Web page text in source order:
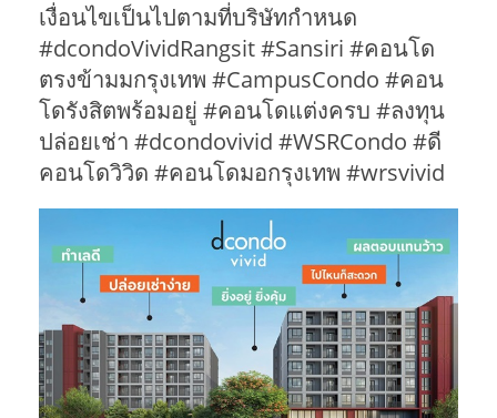
เงื่อนไขเป็นไปตามที่บริษัทกำหนด
#dcondoVividRangsit #Sansiri #คอนโด
ตรงข้ามมกรุงเทพ #CampusCondo #คอน
โดรังสิตพร้อมอยู่ #คอนโดแต่งครบ #ลงทุน
ปล่อยเช่า #dcondovivid #WSRCondo #ดี
คอนโดวิวิด #คอนโดมอกรุงเทพ #wrsvivid